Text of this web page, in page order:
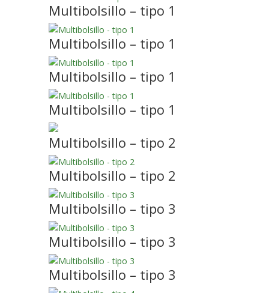
Multibolsillo – tipo 1
Multibolsillo – tipo 1
Multibolsillo – tipo 1
Multibolsillo – tipo 1
Multibolsillo – tipo 2
Multibolsillo – tipo 2
Multibolsillo – tipo 3
Multibolsillo – tipo 3
Multibolsillo – tipo 3